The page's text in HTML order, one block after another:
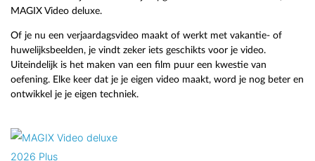
MAGIX Video deluxe.
Of je nu een verjaardagsvideo maakt of werkt met vakantie- of
huwelijksbeelden, je vindt zeker iets geschikts voor je video.
Uiteindelijk is het maken van een film puur een kwestie van
oefening. Elke keer dat je je eigen video maakt, word je nog beter en
ontwikkel je je eigen techniek.